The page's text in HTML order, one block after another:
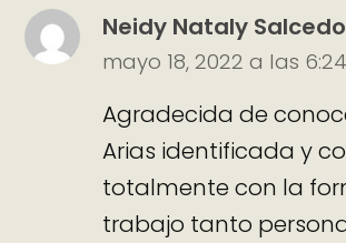
Neidy Nataly
mayo 18, 2022 a las
Agradecida de
Arias identificada y
totalmente con la
trabajo tanto